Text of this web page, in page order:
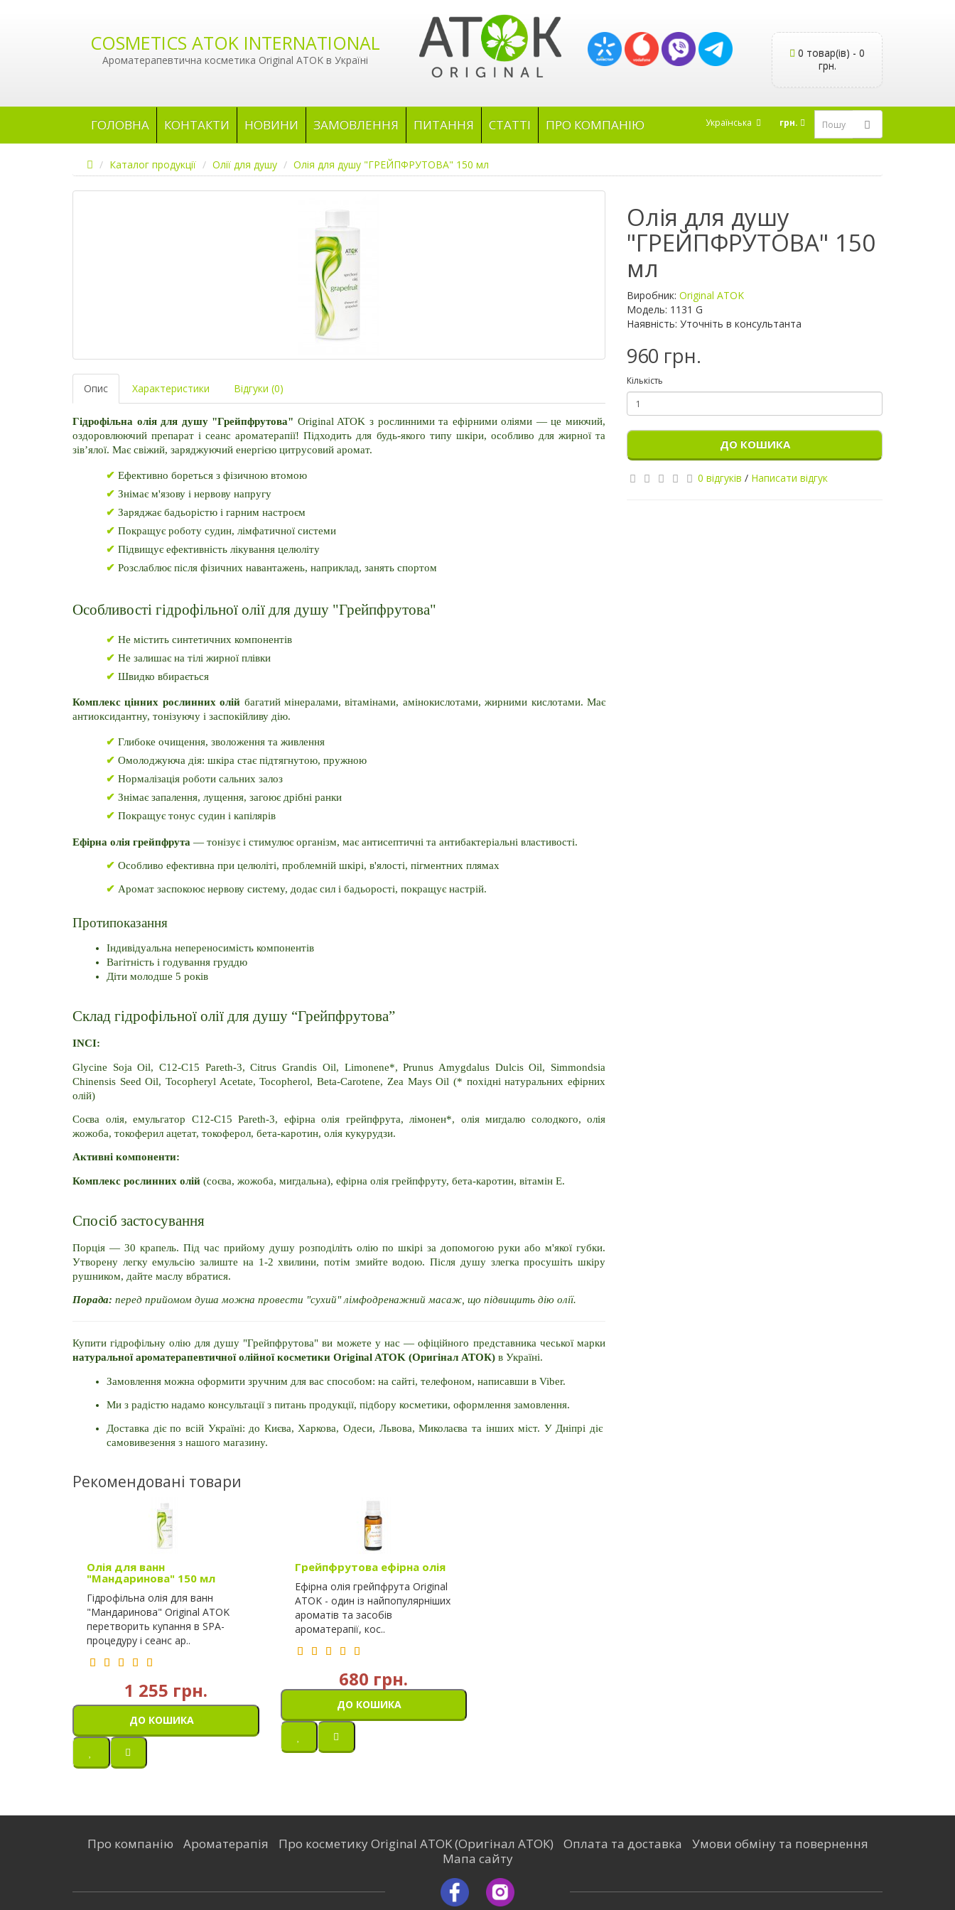
COSMETICS ATOK INTERNATIONAL
Ароматерапевтична косметика Original ATOK в Україні
0 товар(ів) - 0
грн.
ГОЛОВНА КОНТАКТИ НОВИНИ ЗАМОВЛЕННЯ ПИТАННЯ СТАТТІ ПРО КОМПАНІЮ Українська грн.
Каталог продукції Олії для душу Олія для душу "ГРЕЙПФРУТОВА" 150 мл
Опис Характеристики Відгуки (0)
Гідрофільна олія для душу "Грейпфрутова" Original ATOK з рослинними та ефірними оліями — це миючий,
оздоровлюючий препарат і сеанс ароматерапії! Підходить для будь-якого типу шкіри, особливо для жирної та
зів’ялої. Має свіжий, заряджуючий енергією цитрусовий аромат.
✔ Ефективно бореться з фізичною втомою
✔ Знімає м'язову і нервову напругу
✔ Заряджає бадьорістю і гарним настроєм
✔ Покращує роботу судин, лімфатичної системи
✔ Підвищує ефективність лікування целюліту
✔ Розслаблює після фізичних навантажень, наприклад, занять спортом
Особливості гідрофільної олії для душу "Грейпфрутова"
✔ Не містить синтетичних компонентів
✔ Не залишає на тілі жирної плівки
✔ Швидко вбирається
Комплекс цінних рослинних олій багатий мінералами, вітамінами, амінокислотами, жирними кислотами. Має
антиоксидантну, тонізуючу і заспокійливу дію.
✔ Глибоке очищення, зволоження та живлення
✔ Омолоджуюча дія: шкіра стає підтягнутою, пружною
✔ Нормалізація роботи сальних залоз
✔ Знімає запалення, лущення, загоює дрібні ранки
✔ Покращує тонус судин і капілярів
Ефірна олія грейпфрута — тонізує і стимулює організм, має антисептичні та антибактеріальні властивості.
✔ Особливо ефективна при целюліті, проблемній шкірі, в'ялості, пігментних плямах
✔ Аромат заспокоює нервову систему, додає сил і бадьорості, покращує настрій.
Протипоказання
Індивідуальна непереносимість компонентів
Вагітність і годування груддю
Діти молодше 5 років
Склад гідрофільної олії для душу “Грейпфрутова”
INCI:
Glycine Soja Oil, C12-C15 Pareth-3, Citrus Grandis Oil, Limonene*, Prunus Amygdalus Dulcis Oil, Simmondsia
Chinensis Seed Oil, Tocopheryl Acetate, Tocopherol, Beta-Carotene, Zea Mays Oil (* похідні натуральних ефірних
олій)
Соєва олія, емульгатор C12-C15 Pareth-3, ефірна олія грейпфрута, лімонен*, олія мигдалю солодкого, олія
жожоба, токоферил ацетат, токоферол, бета-каротин, олія кукурудзи.
Активні компоненти:
Комплекс рослинних олій (соєва, жожоба, мигдальна), ефірна олія грейпфруту, бета-каротин, вітамін E.
Спосіб застосування
Порція — 30 крапель. Під час прийому душу розподіліть олію по шкірі за допомогою руки або м'якої губки.
Утворену легку емульсію залиште на 1-2 хвилини, потім змийте водою. Після душу злегка просушіть шкіру
рушником, дайте маслу вбратися.
Порада: перед прийомом душа можна провести "сухий" лімфодренажний масаж, що підвищить дію олії.
натуральної ароматерапевтичної олійної косметики Original ATOK (Оригінал АТОК) в Україні.
Замовлення можна оформити зручним для вас способом: на сайті, телефоном, написавши в Viber.
Ми з радістю надамо консультації з питань продукції, підбору косметики, оформлення замовлення.
Доставка діє по всій Україні: до Києва, Харкова, Одеси, Львова, Миколаєва та інших міст. У Дніпрі діє
самовивезення з нашого магазину.
Олія для душу
"ГРЕЙПФРУТОВА" 150
мл
Виробник: Original ATOK
Модель: 1131 G
Наявність: Уточніть в консультанта
960 грн.
Кількість
ДО КОШИКА
0 відгуків / Написати відгук
Рекомендовані товари
Олія для ванн
"Мандаринова" 150 мл
Гідрофільна олія для ванн
"Мандаринова" Original ATOK
перетворить купання в SPA-
процедуру і сеанс ар..
1 255 грн.
ДО КОШИКА
Грейпфрутова ефірна олія
Ефірна олія грейпфрута Original
ATOK - один із найпопулярніших
ароматів та засобів
ароматерапії, кос..
680 грн.
ДО КОШИКА
Про компанію Ароматерапія Про косметику Original ATOK (Оригінал АТОК) Оплата та доставка
Умови обміну та повернення
Мапа сайту